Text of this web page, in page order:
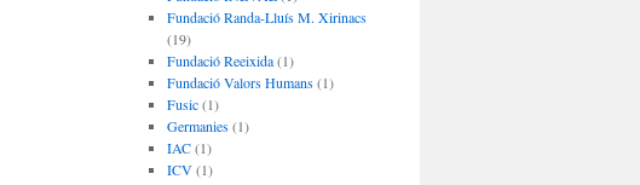
Fundació Randa-Lluís M. Xirinacs
(19)
Fundació Reeixida(1)
Fundació Valors Humans(1)
Fusic(1)
Germanies(1)
IAC(1)
ICV(1)